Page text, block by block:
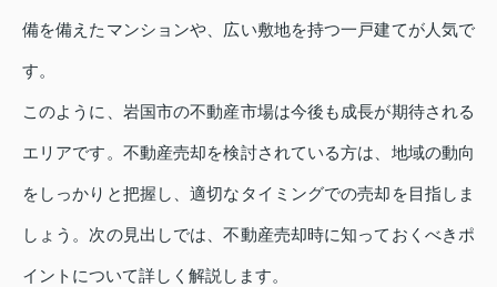
備を備えたマンションや、広い敷地を持つ一戸建てが人気で
す。
このように、岩国市の不動産市場は今後も成長が期待される
エリアです。不動産売却を検討されている方は、地域の動向
をしっかりと把握し、適切なタイミングでの売却を目指しま
しょう。次の見出しでは、不動産売却時に知っておくべきポ
イントについて詳しく解説します。